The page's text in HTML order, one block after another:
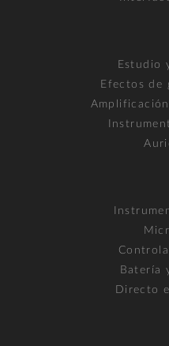
Estudio
Efectos de
Batería
Directo